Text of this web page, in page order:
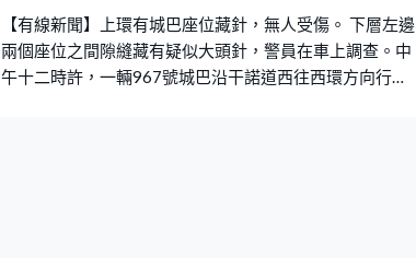
【有線新聞】上環有城巴座位藏針，無人受傷。 下層左邊
兩個座位之間隙縫藏有疑似大頭針，警員在車上調查。中
午十二時許，一輛967號城巴沿干諾道西往西環方向行